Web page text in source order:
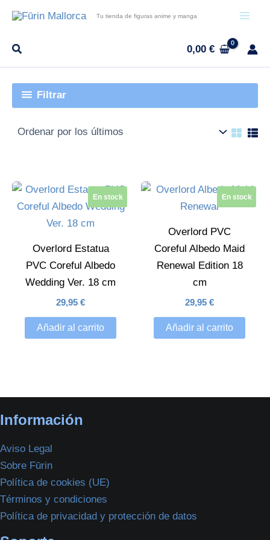
contenido
Tu tienda de figuras anime y manga
0,00€
Filtrar
En stock
Overlord Estatua
PVC Coreful Albedo
Wedding Ver. 18 cm
29,95 €
Añadir al carrito
En stock
Overlord PVC
Coreful Albedo Maid
Renewal Edition 18
cm
29,95 €
Añadir al carrito
Información
Aviso Legal
Sobre Fūrin
Política de cookies (UE)
Términos y condiciones
Política de privacidad y protección de datos